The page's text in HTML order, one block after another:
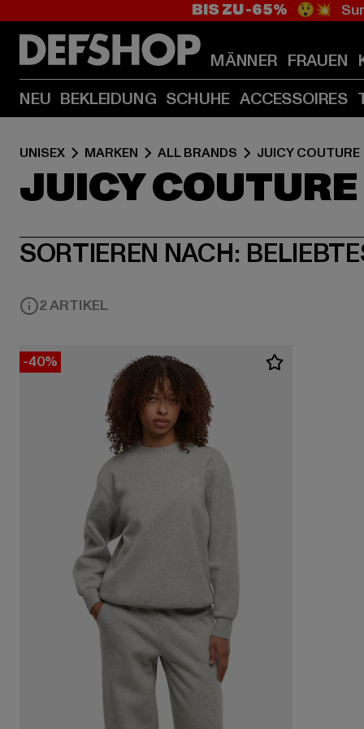
BIS ZU -65% 😲💥
MÄNNER FRAUEN
NEU BEKLEIDUNG SCHUHE ACCESSOIRES
UNISEX MARKEN ALL BRANDS JUICY COUTURE
JUICY
SORTIEREN NACH:
2 ARTIKEL
-40%